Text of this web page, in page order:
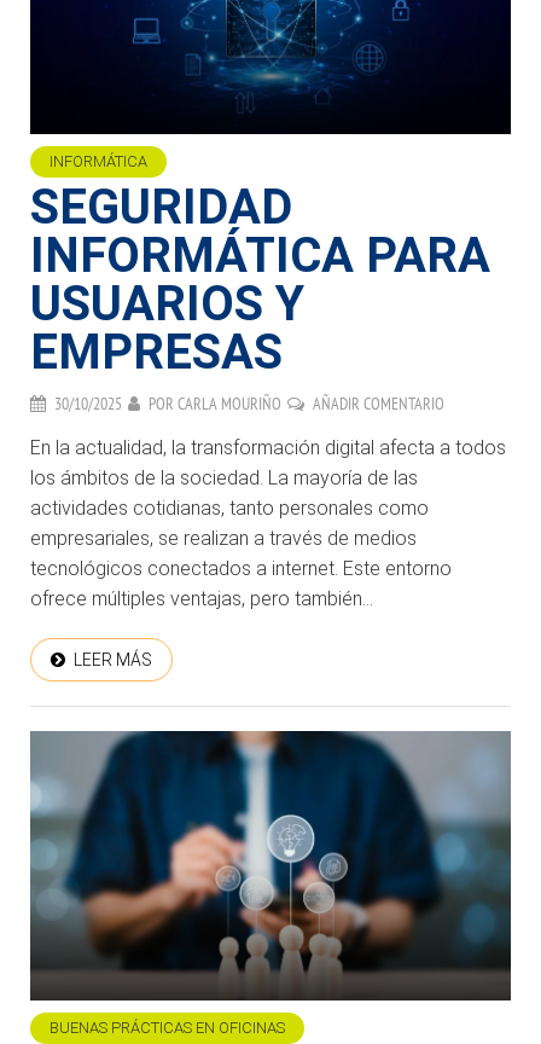
INFORMÁTICA
SEGURIDAD
INFORMÁTICA PARA
USUARIOS Y
EMPRESAS
30/10/2025 POR CARLA MOURIÑO AÑADIR COMENTARIO
En la actualidad, la transformación digital afecta a todos
los ámbitos de la sociedad. La mayoría de las
actividades cotidianas, tanto personales como
empresariales, se realizan a través de medios
tecnológicos conectados a internet. Este entorno
ofrece múltiples ventajas, pero también...
LEER MÁS
BUENAS PRÁCTICAS EN OFICINAS